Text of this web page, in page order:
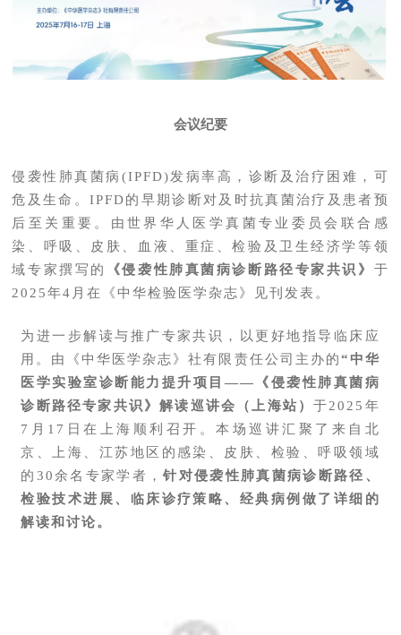
会议纪要
侵袭性肺真菌病(IPFD)发病率高，诊断及治疗困难，可
危及生命。IPFD的早期诊断对及时抗真菌治疗及患者预
后至关重要。由世界华人医学真菌专业委员会联合感
染、呼吸、皮肤、血液、重症、检验及卫生经济学等领
域专家撰写的
《侵袭性肺真菌病诊断路径专家共识》 于
2025年4月在《中华检验医学杂志》见刊发表。
为进一步解读与推广专家共识，以更好地指导临床应
用。由《中华医学杂志》社有限责任公司主办的“中华
医学实验室诊断能力提升项目——《侵袭性肺真菌病
诊断路径专家共识》解读巡讲会（上海站）于2025年
7月17日在上海顺利召开。本场巡讲汇聚了来自北
京、上海、江苏地区的感染、皮肤、检验、呼吸领域
的30余名专家学者，针对侵袭性肺真菌病诊断路径、
检验技术进展、临床诊疗策略、经典病例做了详细的
解读和讨论。